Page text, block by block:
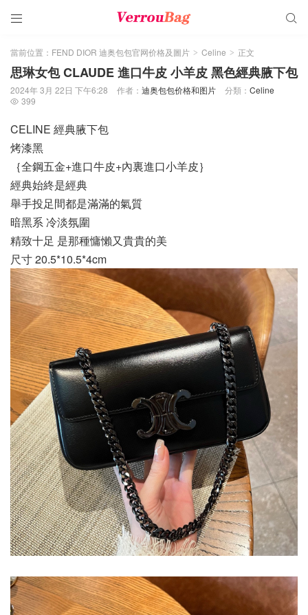
 
當前位置： FEND DIOR 迪奥包包官网价格及圖片 > Celine > 正文
思琳女包 CLAUDE 進口牛皮 小羊皮 黑色經典腋下包
2024年 3月 22日 下午6:28 作者： 迪奥包包价格和图片 分類： Celine
 399
CELINE 經典腋下包
烤漆黑
｛全鋼五金+進口牛皮+內裏進口小羊皮｝
經典始終是經典
舉手投足間都是滿滿的氣質
暗黑系 冷淡氛圍
精致十足 是那種慵懶又貴貴的美
尺寸 20.5*10.5*4cm